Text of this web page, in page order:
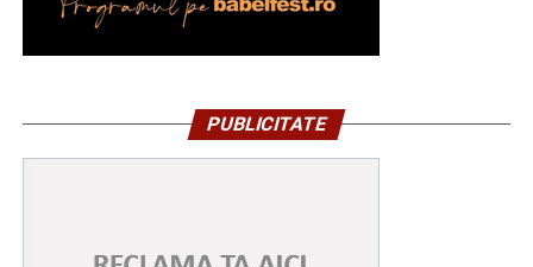
PUBLICITATE